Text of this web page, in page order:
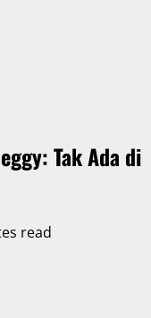
Tak Ada di
read